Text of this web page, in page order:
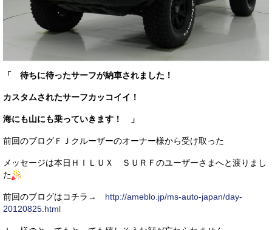
「 待ちに待ったサーフが納車されました！
カスタムされたサーフカッコイイ！
海にも山にも乗っていきます！ 」
前回のブログＦＪクルーザーのオーナー様から受け取った
メッセージは本日ＨＩＬＵＸ ＳＵＲＦのユーザーさまへと渡りまし
た
前回のブログはコチラ→ http://ameblo.jp/ms-auto-japan/day-
20120825.html